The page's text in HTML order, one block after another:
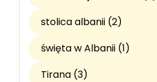
stolica albanii (2)
święta w Albanii (1)
Tirana (3)